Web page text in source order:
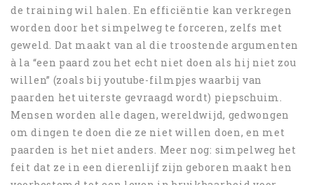
de training wil halen. En efficiëntie kan verkregen
worden door het simpelweg te forceren, zelfs met
geweld. Dat maakt van al die troostende argumenten
à la “een paard zou het echt niet doen als hij niet zou
willen” (zoals bij youtube-filmpjes waarbij van
paarden het uiterste gevraagd wordt) piepschuim.
Mensen worden alle dagen, wereldwijd, gedwongen
om dingen te doen die ze niet willen doen, en met
paarden is het niet anders. Meer nog: simpelweg het
feit dat ze in een dierenlijf zijn geboren maakt hen